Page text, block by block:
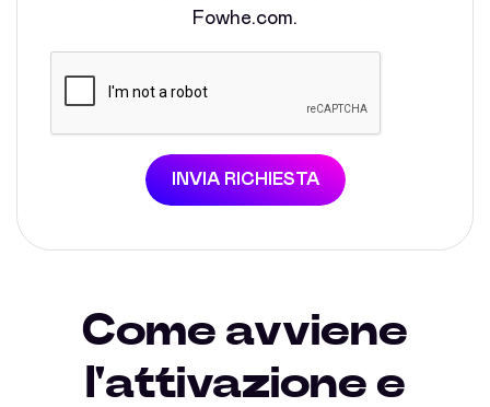
Fowhe.com.
INVIA RICHIESTA
Come avviene
l'attivazione e